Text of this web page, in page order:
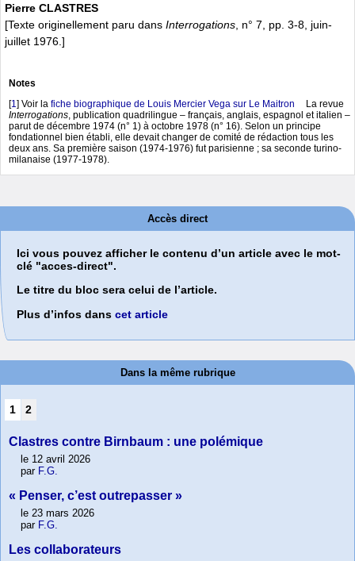
Pierre CLASTRES
[Texte originellement paru dans Interrogations , n° 7, pp. 3-8, juin-
juillet 1976.]
Notes
[1] Voir la fiche biographique de Louis Mercier Vega sur Le Maitron
La revue
Interrogations, publication quadrilingue – français, anglais, espagnol et italien –
parut de décembre 1974 (n° 1) à octobre 1978 (n° 16). Selon un principe
fondationnel bien établi, elle devait changer de comité de rédaction tous les
deux ans. Sa première saison (1974-1976) fut parisienne ; sa seconde turino-
milanaise (1977-1978).
Accès direct
Ici vous pouvez afficher le contenu d’un article avec le mot-
clé "acces-direct".
Le titre du bloc sera celui de l’article.
Plus d’infos dans cet article
Dans la même rubrique
1 2
Clastres contre Birnbaum : une polémique
le 12 avril 2026
par F.G.
« Penser, c’est outrepasser »
le 23 mars 2026
par F.G.
Les collaborateurs